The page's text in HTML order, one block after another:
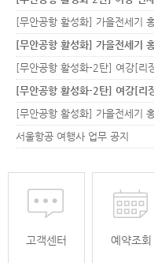
[무안공항 활성화] 가을전세기
[무안공항 활성화] 가을전세기
[무안공항 활성화-2탄] 여강[리
[무안공항 활성화-2탄] 여강[리
서울항공 여행사 업무 공지
고객센터 예약조회